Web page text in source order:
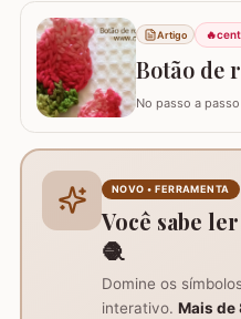
Duna Branco
Fio Duna
Verde 9392
Artigo 🔥
Botão de
No passo a
grupo Viciadas
algumas poucas
NOVO • FERRAMENTA
Você sabe
🧶
Domine os
interativo. Mais de